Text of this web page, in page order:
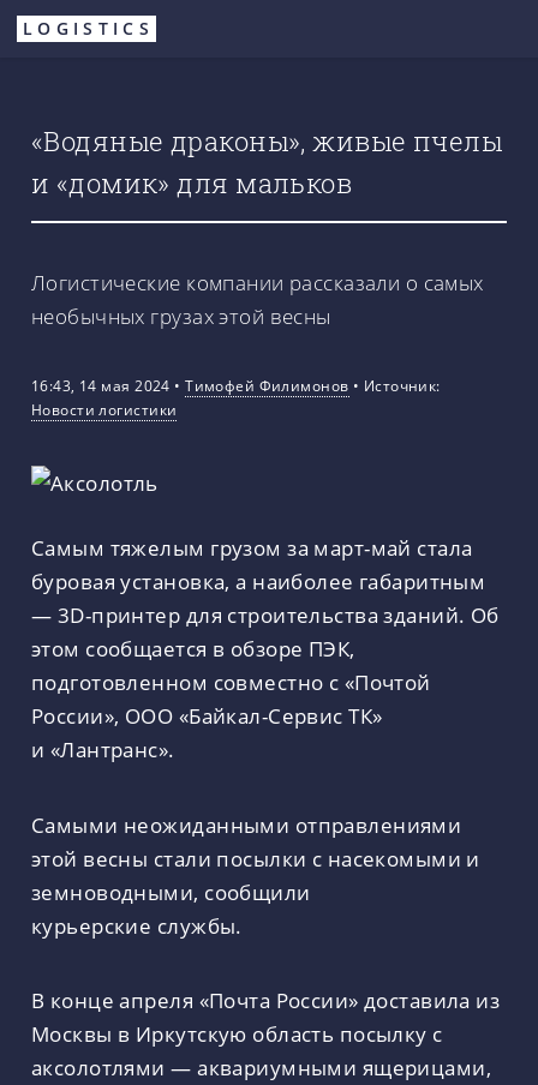
Перейти
LOGISTICS
«Водяные драконы», живые пчелы
и «домик» для мальков
Логистические компании рассказали о самых
необычных грузах этой весны
16:43, 14 мая 2024 •Тимофей Филимонов • Источник:
Новости логистики
Самым тяжелым грузом за март-май стала
буровая установка, а наиболее габаритным
— 3D-принтер для строительства зданий. Об
этом сообщается в обзоре ПЭК,
подготовленном совместно с «Почтой
России», ООО «Байкал-Сервис ТК»
и «Лантранс».
Самыми неожиданными отправлениями
этой весны стали посылки с насекомыми и
земноводными, сообщили
курьерские службы.
В конце апреля «Почта России» доставила из
Москвы в Иркутскую область посылку с
аксолотлями — аквариумными ящерицами,